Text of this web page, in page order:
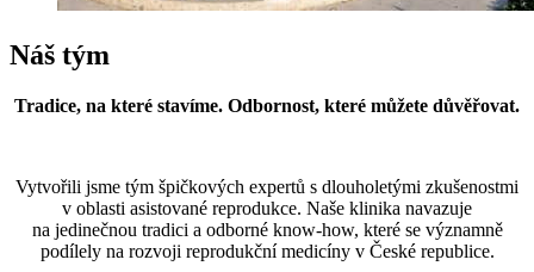
Náš tým
Tradice, na které stavíme. Odbornost, které můžete důvěřovat.
Vytvořili jsme tým špičkových expertů s dlouholetými zkušenostmi
v oblasti asistované reprodukce. Naše klinika navazuje
na jedinečnou tradici a odborné know-how, které se významně
podílely na rozvoji reprodukční medicíny v České republice.